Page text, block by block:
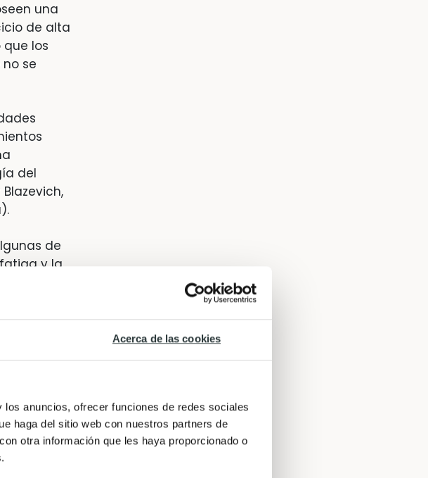
Acerca de las cookies
anuncios, ofrecer funciones de redes sociales
haga del sitio web con nuestros partners de
otra información que les haya proporcionado o
una
de alta
los
se
del
de
y la
varones
ejercicio y
autores